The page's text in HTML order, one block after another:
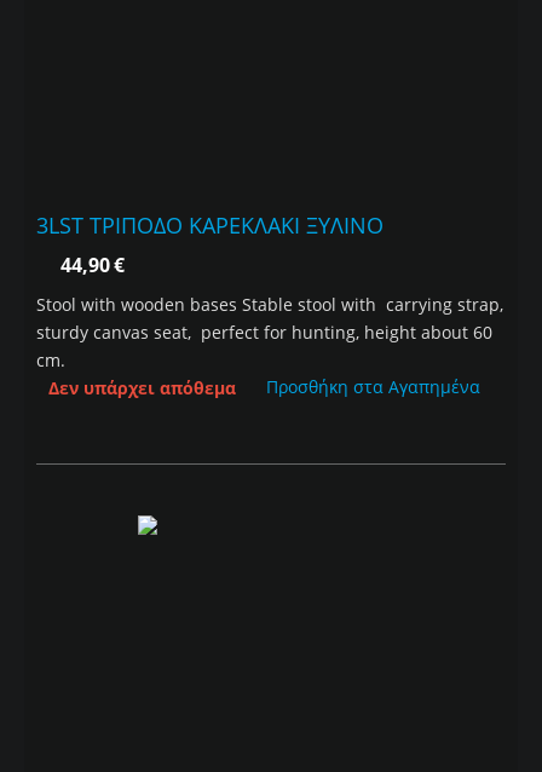
3LST ΤΡΙΠΟΔΟ ΚΑΡΕΚΛΑΚΙ ΞΥΛΙΝΟ
44,90€
Stool with wooden bases Stable stool with carrying strap,
sturdy canvas seat, perfect for hunting, height about 60
cm.
Δεν υπάρχει απόθεμα
Προσθήκη στα Αγαπημένα